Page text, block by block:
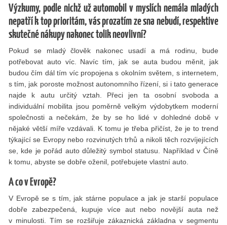
Výzkumy, podle nichž už automobil v myslích nemála mladých
nepatří k top prioritám, vás prozatím ze sna nebudí, respektive
skutečné nákupy nakonec tolik neovlivní?
Pokud se mladý člověk nakonec usadí a má rodinu, bude
potřebovat auto víc. Navíc tím, jak se auta budou měnit, jak
budou čím dál tím víc propojena s okolním světem, s internetem,
s tím, jak poroste možnost autonomního řízení, si i tato generace
najde k autu určitý vztah. Přeci jen ta osobní svoboda a
individuální mobilita jsou poměrně velkým výdobytkem moderní
společnosti a nečekám, že by se ho lidé v dohledné době v
nějaké větší míře vzdávali. K tomu je třeba přičíst, že je to trend
týkající se Evropy nebo rozvinutých trhů a nikoli těch rozvíjejících
se, kde je pořád auto důležitý symbol statusu. Například v Číně
k tomu, abyste se dobře oženil, potřebujete vlastní auto.
A co v Evropě?
V Evropě se s tím, jak stárne populace a jak je starší populace
dobře zabezpečená, kupuje více aut nebo novější auta než
v minulosti. Tím se rozšiřuje zákaznická základna v segmentu